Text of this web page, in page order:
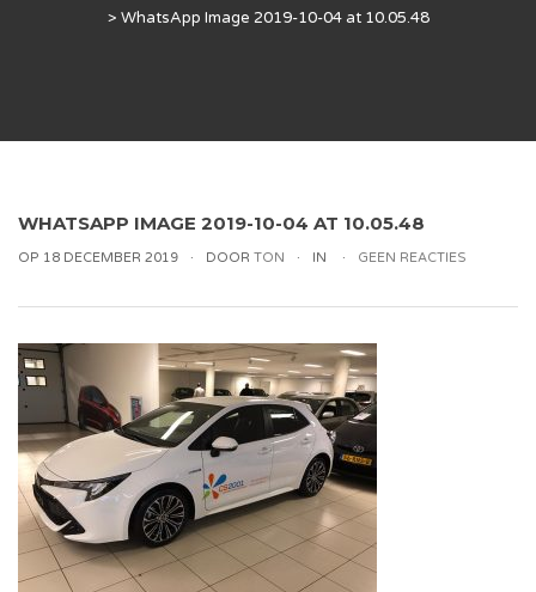
> WhatsApp Image 2019-10-04 at 10.05.48
WHATSAPP IMAGE 2019-10-04 AT 10.05.48
OP 18 DECEMBER 2019 DOOR TON IN GEEN REACTIES